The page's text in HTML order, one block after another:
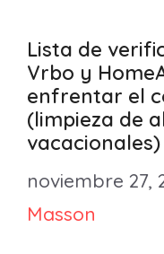
Lista de
Vrbo y
enfrentar el
(limpieza de
vacacionales)
noviembre 27,
Masson